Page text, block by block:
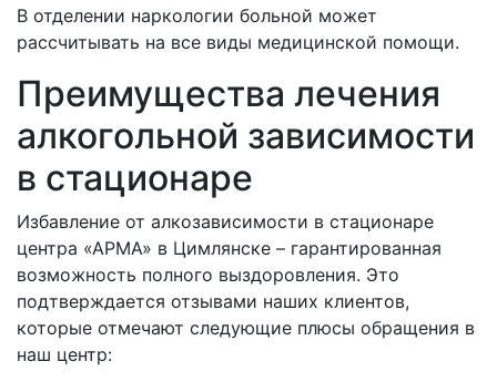
В отделении наркологии больной может
рассчитывать на все виды медицинской помощи.
Преимущества лечения
алкогольной зависимости
в стационаре
Избавление от алкозависимости в стационаре
центра «АРМА» в Цимлянске – гарантированная
возможность полного выздоровления. Это
подтверждается отзывами наших клиентов,
которые отмечают следующие плюсы обращения в
наш центр: